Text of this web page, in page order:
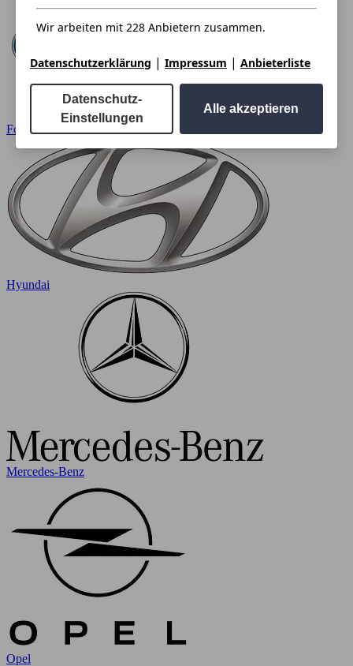
Wir arbeiten mit 228 Anbietern zusammen.
Datenschutzerklärung | Impressum | Anbieterliste
Datenschutz-
Einstellungen
Alle akzeptieren
Ford
Hyundai
Mercedes-Benz
Opel